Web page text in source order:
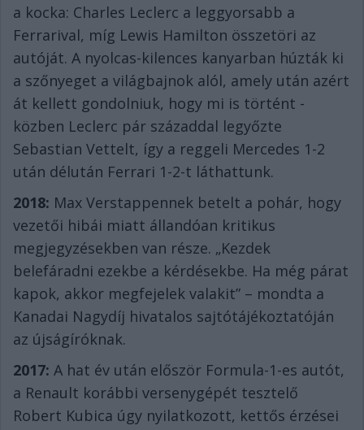
a kocka: Charles Leclerc a leggyorsabb a
Ferrarival, míg Lewis Hamilton összetöri az
autóját. A nyolcas-kilences kanyarban húzták ki
a szőnyeget a világbajnok alól, amely után azért
át kellett gondolniuk, hogy mi is történt -
közben Leclerc pár századdal legyőzte
Sebastian Vettelt, így a reggeli Mercedes 1-2
után délután Ferrari 1-2-t láthattunk.
2018: Max Verstappennek betelt a pohár, hogy
vezetői hibái miatt állandóan kritikus
megjegyzésekben van része. „Kezdek
belefáradni ezekbe a kérdésekbe. Ha még párat
kapok, akkor megfejelek valakit” – mondta a
Kanadai Nagydíj hivatalos sajtótájékoztatóján
az újságíróknak.
2017: A hat év után először Formula-1-es autót,
a Renault korábbi versenygépét tesztelő
Robert Kubica úgy nyilatkozott, kettős érzései